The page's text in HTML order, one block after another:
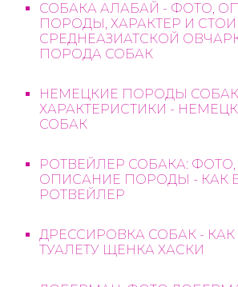
СОБАКА АЛАБАЙ - ФОТО,
ПОРОДЫ, ХАРАКТЕР И
СРЕДНЕАЗИАТСКОЙ
ПОРОДА СОБАК
НЕМЕЦКИЕ ПОРОДЫ
ХАРАКТЕРИСТИКИ -
СОБАК
РОТВЕЙЛЕР СОБАКА: ФОТО,
ОПИСАНИЕ ПОРОДЫ - КАК
РОТВЕЙЛЕР
ДРЕССИРОВКА СОБАК -
ТУАЛЕТУ ЩЕНКА ХАСКИ